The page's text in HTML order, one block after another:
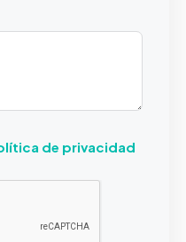
de privacidad